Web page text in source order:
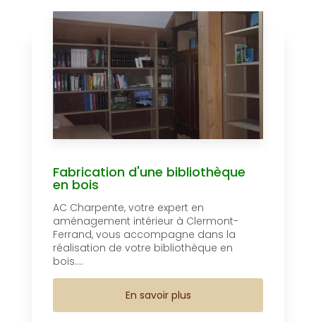
Fabrication d'une bibliothèque
en bois
AC Charpente, votre expert en
aménagement intérieur à Clermont-
Ferrand, vous accompagne dans la
réalisation de votre bibliothèque en
bois....
En savoir plus